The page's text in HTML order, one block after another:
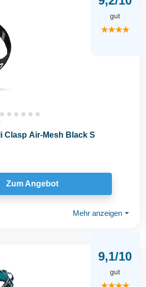
gut
★★★★
Clasp Air-Mesh Black S
Zum Angebot
Mehr anzeigen ⏷
9,1/10
gut